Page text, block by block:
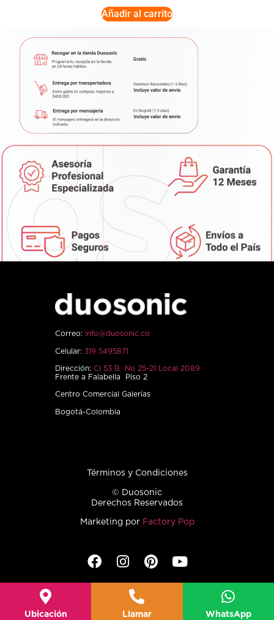
Añadir al carrito
Correo: info@duosonic.co
Celular: 319 5495871
Dirección: Cl 53 B No 25-21 Local 2089
Frente a Falabella Piso 2
Centro Comercial Galerías
Bogotá-Colombia
Términos y Condiciones
© Duosonic
Derechos Reservados
Marketing por Factory Pop
Ubicación Llamar WhatsApp